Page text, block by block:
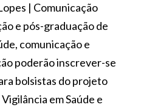
| Comunicação
e pós-graduação de
comunicação e
poderão inscrever-se
bolsistas do projeto
em Saúde e